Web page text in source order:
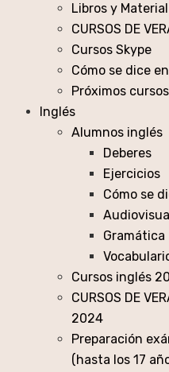
Libros y Material
CURSOS DE
Cursos Skype
Cómo se dice
Próximos cursos
Inglés
Alumnos inglés
Deberes
Ejercicios
Cómo se
Gramática
Cursos inglés
CURSOS DE
2024
Preparación
(hasta los 17